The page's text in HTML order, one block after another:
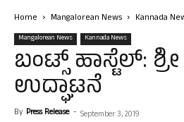
Home Mangalorean News Kannada
Mangalorean News Kannada News
ಬಂಟ್ಸ್ ಹಾಸ್ಟೆಲ್:
ಉದ್ಘಾಟನೆ
By Press Release - September 3, 2019